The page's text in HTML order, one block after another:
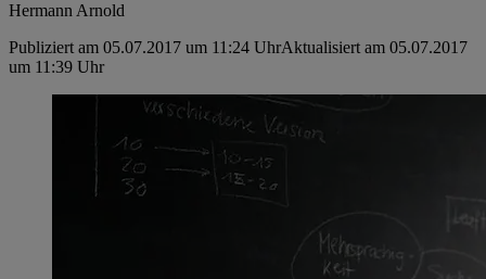
Hermann Arnold
Publiziert am 05.07.2017 um 11:24 UhrAktualisiert am 05.07.2017
um 11:39 Uhr